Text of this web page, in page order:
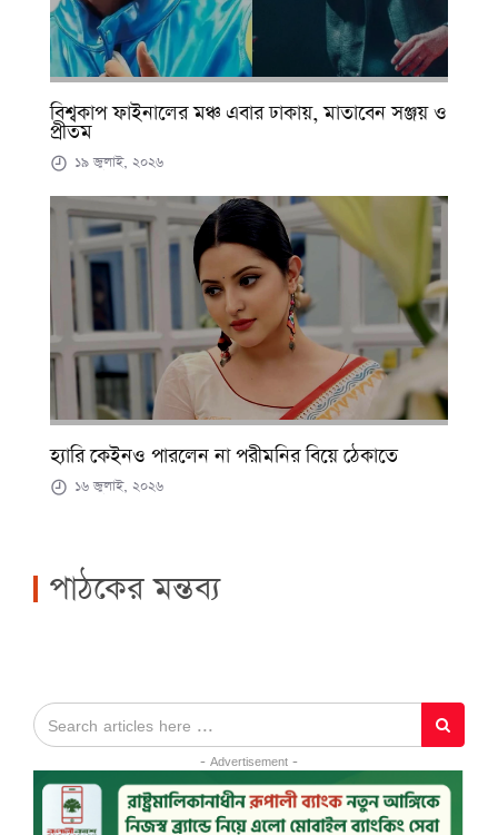
বিশ্বকাপ ফাইনালের মঞ্চ এবার ঢাকায়, মাতাবেন সঞ্জয় ও
প্রীতম
১৯ জুলাই, ২০২৬
হ্যারি কেইনও পারলেন না পরীমনির বিয়ে ঠেকাতে
১৬ জুলাই, ২০২৬
পাঠকের মন্তব্য
- Advertisement -